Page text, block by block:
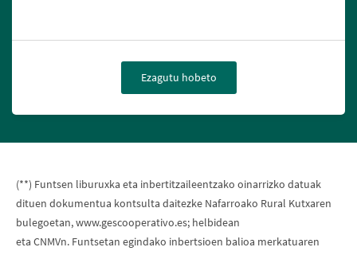
Ezagutu hobeto
(**) Funtsen liburuxka eta inbertitzaileentzako oinarrizko datuak
dituen dokumentua kontsulta daitezke Nafarroako Rural Kutxaren
bulegoetan, www.gescooperativo.es; helbidean
eta CNMVn. Funtsetan egindako inbertsioen balioa merkatuaren